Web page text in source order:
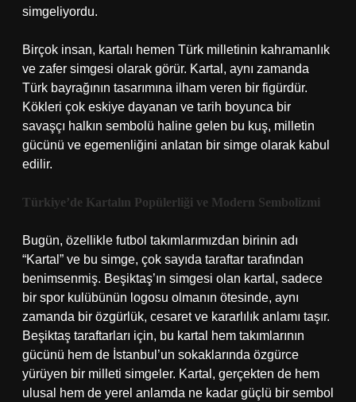
simgeliyordu.
Birçok insan, kartalı hemen Türk milletinin kahramanlık
ve zafer simgesi olarak görür. Kartal, aynı zamanda
Türk bayrağının tasarımına ilham veren bir figürdür.
Kökleri çok eskiye dayanan ve tarih boyunca bir
savaşçı halkın sembolü haline gelen bu kuş, milletin
gücünü ve egemenliğini anlatan bir simge olarak kabul
edilir.
Türkiye’de Kartalın Popülerliği ve Modern Sembolizmi
Bugün, özellikle futbol takımlarımızdan birinin adı
“Kartal” ve bu simge, çok sayıda taraftar tarafından
benimsenmiş. Beşiktaş’ın simgesi olan kartal, sadece
bir spor kulübünün logosu olmanın ötesinde, aynı
zamanda bir özgürlük, cesaret ve kararlılık anlamı taşır.
Beşiktaş taraftarları için, bu kartal hem takımlarının
gücünü hem de İstanbul’un sokaklarında özgürce
yürüyen bir milleti simgeler. Kartal, gerçekten de hem
ulusal hem de yerel anlamda ne kadar güçlü bir sembol